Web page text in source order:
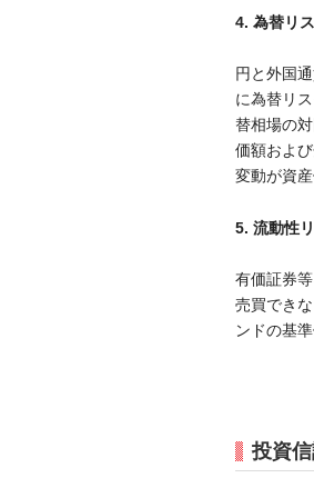
4. 為替リ
円と外国
に為替リ
替相場の
価額およ
変動が資
5. 流動性
有価証券
売買でき
ンドの基
投資